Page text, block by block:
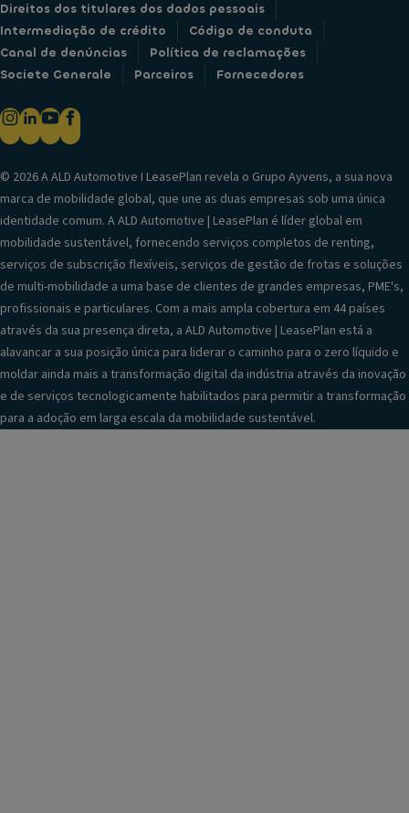
Direitos dos titulares dos dados pessoais
Intermediação de crédito
Código de conduta
Canal de denúncias
Política de reclamações
Societe Generale
Parceiros Fornecedores
© 2026 A ALD Automotive I LeasePlan revela o Grupo Ayvens, a sua nova
marca de mobilidade global, que une as duas empresas sob uma única
identidade comum. A ALD Automotive | LeasePlan é líder global em
mobilidade sustentável, fornecendo serviços completos de renting,
serviços de subscrição flexíveis, serviços de gestão de frotas e soluções
de multi-mobilidade a uma base de clientes de grandes empresas, PME's,
profissionais e particulares. Com a mais ampla cobertura em 44 países
através da sua presença direta, a ALD Automotive | LeasePlan está a
alavancar a sua posição única para liderar o caminho para o zero líquido e
moldar ainda mais a transformação digital da indústria através da inovação
e de serviços tecnologicamente habilitados para permitir a transformação
para a adoção em larga escala da mobilidade sustentável.